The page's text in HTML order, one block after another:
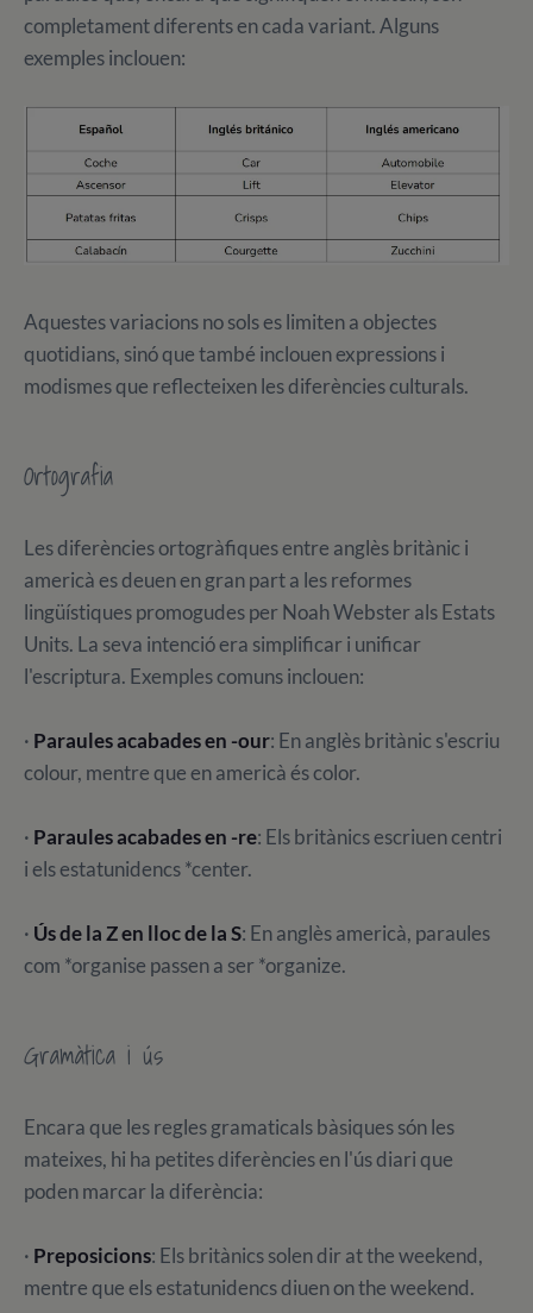
completament diferents en cada variant. Alguns
exemples inclouen:
Aquestes variacions no sols es limiten a objectes
quotidians, sinó que també inclouen expressions i
modismes que reflecteixen les diferències culturals.
Ortografia
Les diferències ortogràfiques entre anglès britànic i
americà es deuen en gran part a les reformes
lingüístiques promogudes per Noah Webster als Estats
Units. La seva intenció era simplificar i unificar
l'escriptura. Exemples comuns inclouen:
· Paraules acabades en -our: En anglès britànic s'escriu
colour, mentre que en americà és color.
· Paraules acabades en -re: Els britànics escriuen centri
i els estatunidencs *center.
· Ús de la Z en lloc de la S: En anglès americà, paraules
com *organise passen a ser *organize.
Gramàtica i ús
Encara que les regles gramaticals bàsiques són les
mateixes, hi ha petites diferències en l'ús diari que
poden marcar la diferència:
· Preposicions: Els britànics solen dir at the weekend,
mentre que els estatunidencs diuen on the weekend.